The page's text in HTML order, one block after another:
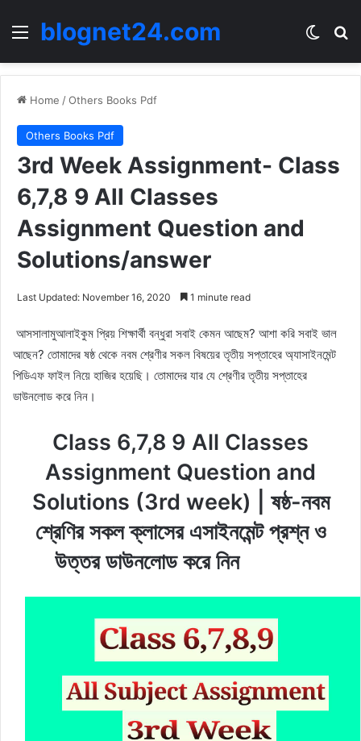
Menublognet24.com
Home /Others Books Pdf
Others Books Pdf
3rd Week Assignment- Class
6,7,8 9 All Classes
Assignment Question and
Solutions/answer
Last Updated: November 16, 2020 1 minute read
আসসালামুআলাইকুম প্রিয় শিক্ষার্থী বন্ধুরা সবাই কেমন আছেম? আশা করি সবাই ভাল
আছেন? তোমাদের ষষ্ঠ থেকে নবম শ্রেণীর সকল বিষয়ের তৃতীয় সপ্তাহের অ্যাসাইনমেন্ট
পিডিএফ ফাইল নিয়ে হাজির হয়েছি। তোমাদের যার যে শ্রেণীর তৃতীয় সপ্তাহের
ডাউনলোড করে নিন।
Class 6,7,8 9 All Classes
Assignment Question and
Solutions (3rd week) | ষষ্ঠ-নবম
শ্রেণির সকল ক্লাসের এসাইনমেন্ট প্রশ্ন ও
উত্তর ডাউনলোড করে নিন